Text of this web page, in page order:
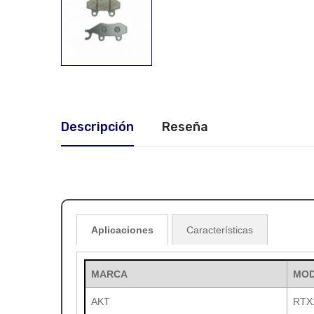
Descripción Reseña
Aplicaciones Características
MARCA
AKT